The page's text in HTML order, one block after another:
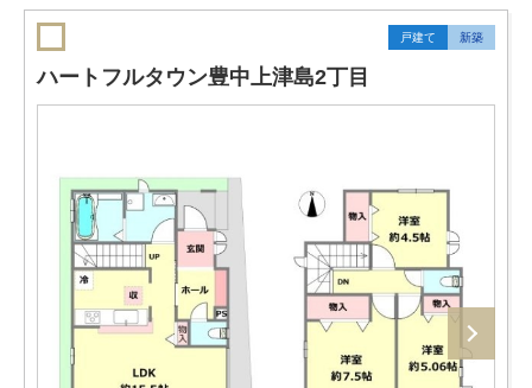
戸建て 新築
ハートフルタウン豊中上津島2丁目